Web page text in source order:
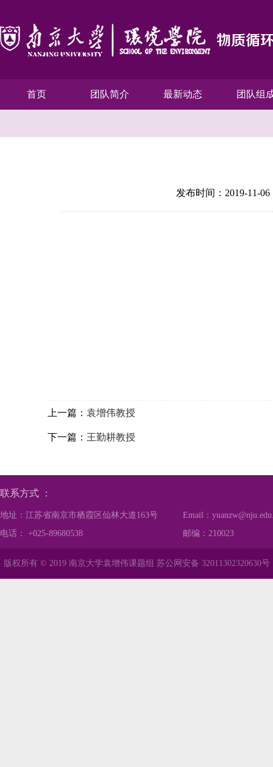
首页 团队简介 最新动态 团队组
发布时间：2019-11-06
上一篇： 袁增伟教授
下一篇： 王勤耕教授
联系方式 ：
地址：江苏省南京市栖霞区仙林大道163号
电话： +025-89680538
Email：
邮编：210023
版权所有 © 2019 南京大学袁增伟课题组 苏公网安备 32011302320630号